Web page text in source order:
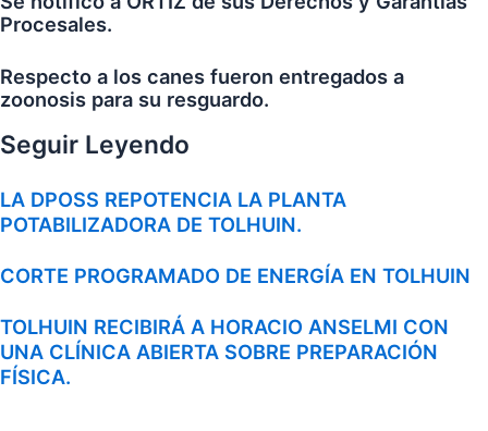
Procesales.
Respecto a los canes fueron entregados a
zoonosis para su resguardo.
Seguir Leyendo
LA DPOSS REPOTENCIA LA PLANTA
POTABILIZADORA DE TOLHUIN.
CORTE PROGRAMADO DE ENERGÍA EN TOLHUIN
TOLHUIN RECIBIRÁ A HORACIO ANSELMI CON
UNA CLÍNICA ABIERTA SOBRE PREPARACIÓN
FÍSICA.